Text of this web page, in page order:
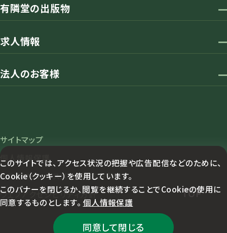
このサイトでは、アクセス状況の把握や広告配信などのために、
Cookie（クッキー）を使用しています。
このバナーを閉じるか、閲覧を継続することでCookieの使用に
同意するものとします。 個人情報保護
同意して閉じる
有隣堂の出版物
求人情報
法人のお客様
サイトマップ
個人情報保護
カスタマーハラスメント対応方針
ウェブアクセシビリティ方針
TOP